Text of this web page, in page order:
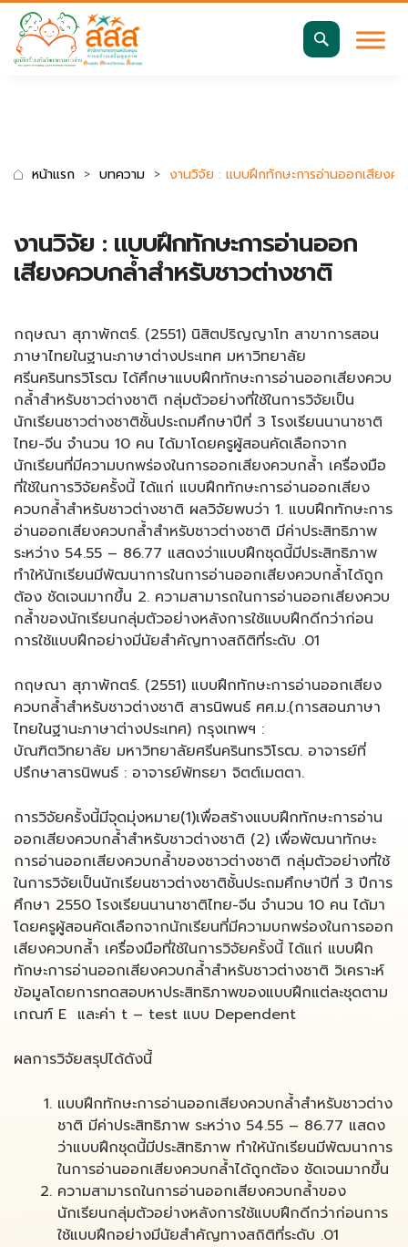
มาตรฐานการเข้าถึงเว็บ WCAG 2.2 AA
หน้าแรก บทความ งานวิจัย : แบบฝึกทักษะการอ่านออกเสียงค
งานวิจัย : แบบฝึกทักษะการอ่านออก
เสียงควบกล้ำสำหรับชาวต่างชาติ
กฤษณา สุภาพักตร์. (2551) นิสิตปริญญาโท สาขาการสอน
ภาษาไทยในฐานะภาษาต่างประเทศ มหาวิทยาลัย
ศรีนครินทรวิโรฒ ได้ศึกษาแบบฝึกทักษะการอ่านออกเสียงควบ
กล้ำสำหรับชาวต่างชาติ กลุ่มตัวอย่างที่ใช้ในการวิจัยเป็น
นักเรียนชาวต่างชาติชั้นประถมศึกษาปีที่ 3 โรงเรียนนานาชาติ
ไทย-จีน จำนวน 10 คน ได้มาโดยครูผู้สอนคัดเลือกจาก
นักเรียนที่มีความบกพร่องในการออกเสียงควบกล้ำ เครื่องมือ
ที่ใช้ในการวิจัยครั้งนี้ ได้แก่ แบบฝึกทักษะการอ่านออกเสียง
ควบกล้ำสำหรับชาวต่างชาติ ผลวิจัยพบว่า 1. แบบฝึกทักษะการ
อ่านออกเสียงควบกล้ำสำหรับชาวต่างชาติ มีค่าประสิทธิภาพ
ระหว่าง 54.55 – 86.77 แสดงว่าแบบฝึกชุดนี้มีประสิทธิภาพ
ทำให้นักเรียนมีพัฒนาการในการอ่านออกเสียงควบกล้ำได้ถูก
ต้อง ชัดเจนมากขึ้น 2. ความสามารถในการอ่านออกเสียงควบ
กล้ำของนักเรียนกลุ่มตัวอย่างหลังการใช้แบบฝึกดีกว่าก่อน
การใช้แบบฝึกอย่างมีนัยสำคัญทางสถิติที่ระดับ .01
กฤษณา สุภาพักตร์. (2551) แบบฝึกทักษะการอ่านออกเสียง
ควบกล้ำสำหรับชาวต่างชาติ สารนิพนธ์ ศศ.ม.(การสอนภาษา
ไทยในฐานะภาษาต่างประเทศ) กรุงเทพฯ :
บัณฑิตวิทยาลัย มหาวิทยาลัยศรีนครินทรวิโรฒ. อาจารย์ที่
ปรึกษาสารนิพนธ์ : อาจารย์พัทธยา จิตต์เมตตา.
การวิจัยครั้งนี้มีจุดมุ่งหมาย(1)เพื่อสร้างแบบฝึกทักษะการอ่าน
ออกเสียงควบกล้ำสำหรับชาวต่างชาติ (2) เพื่อพัฒนาทักษะ
การอ่านออกเสียงควบกล้ำของชาวต่างชาติ กลุ่มตัวอย่างที่ใช้
ในการวิจัยเป็นนักเรียนชาวต่างชาติชั้นประถมศึกษาปีที่ 3 ปีการ
ศึกษา 2550 โรงเรียนนานาชาติไทย-จีน จำนวน 10 คน ได้มา
โดยครูผู้สอนคัดเลือกจากนักเรียนที่มีความบกพร่องในการออก
เสียงควบกล้ำ เครื่องมือที่ใช้ในการวิจัยครั้งนี้ ได้แก่ แบบฝึก
ทักษะการอ่านออกเสียงควบกล้ำสำหรับชาวต่างชาติ วิเคราะห์
ข้อมูลโดยการทดสอบหาประสิทธิภาพของแบบฝึกแต่ละชุดตาม
เกณฑ์ E และค่า t – test แบบ Dependent
ผลการวิจัยสรุปได้ดังนี้
แบบฝึกทักษะการอ่านออกเสียงควบกล้ำสำหรับชาวต่าง
ชาติ มีค่าประสิทธิภาพ ระหว่าง 54.55 – 86.77 แสดง
ว่าแบบฝึกชุดนี้มีประสิทธิภาพ ทำให้นักเรียนมีพัฒนาการ
ในการอ่านออกเสียงควบกล้ำได้ถูกต้อง ชัดเจนมากขึ้น
ความสามารถในการอ่านออกเสียงควบกล้ำของ
นักเรียนกลุ่มตัวอย่างหลังการใช้แบบฝึกดีกว่าก่อนการ
ใช้แบบฝึกอย่างมีนัยสำคัญทางสถิติที่ระดับ .01